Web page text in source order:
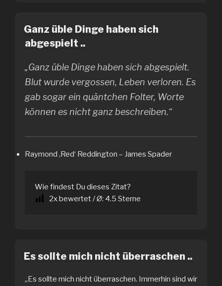
Ganz üble Dinge haben sich
abgespielt ..
„Ganz üble Dinge haben sich abgespielt.
Blut wurde vergossen, Leben verloren. Es
gab sogar ein quäntchen Folter, Worte
können es nicht ganz beschreiben.“
Raymond ‚Red‘ Reddington – James Spader
Wie findest Du dieses Zitat?
2x bewertet / Ø: 4.5 Sterne
Es sollte mich nicht überraschen ..
„Es sollte mich nicht überraschen. Immerhin sind wir